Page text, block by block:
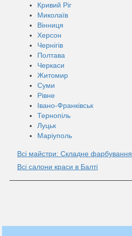
Кривий Ріг
Миколаїв
Вінниця
Херсон
Чернігів
Полтава
Черкаси
Житомир
Суми
Рівне
Івано-Франківськ
Тернопіль
Луцьк
Маріуполь
Всі майстри: Складне фарбування
Всі салони краси в Балті